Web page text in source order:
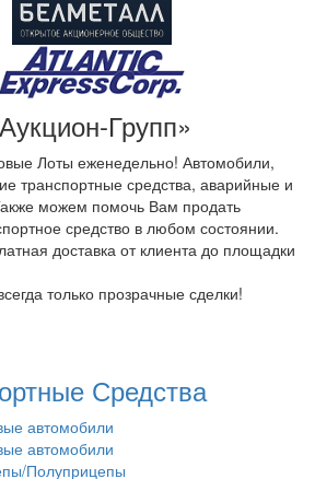
Групп»
Лоты еженедельно! Автомобили,
транспортные средства, аварийные и
можем помочь Вам продать
средство в любом состоянии.
доставка от клиента до площадки
только прозрачные сделки!
Средства
автомобили
автомобили
Полуприцепы